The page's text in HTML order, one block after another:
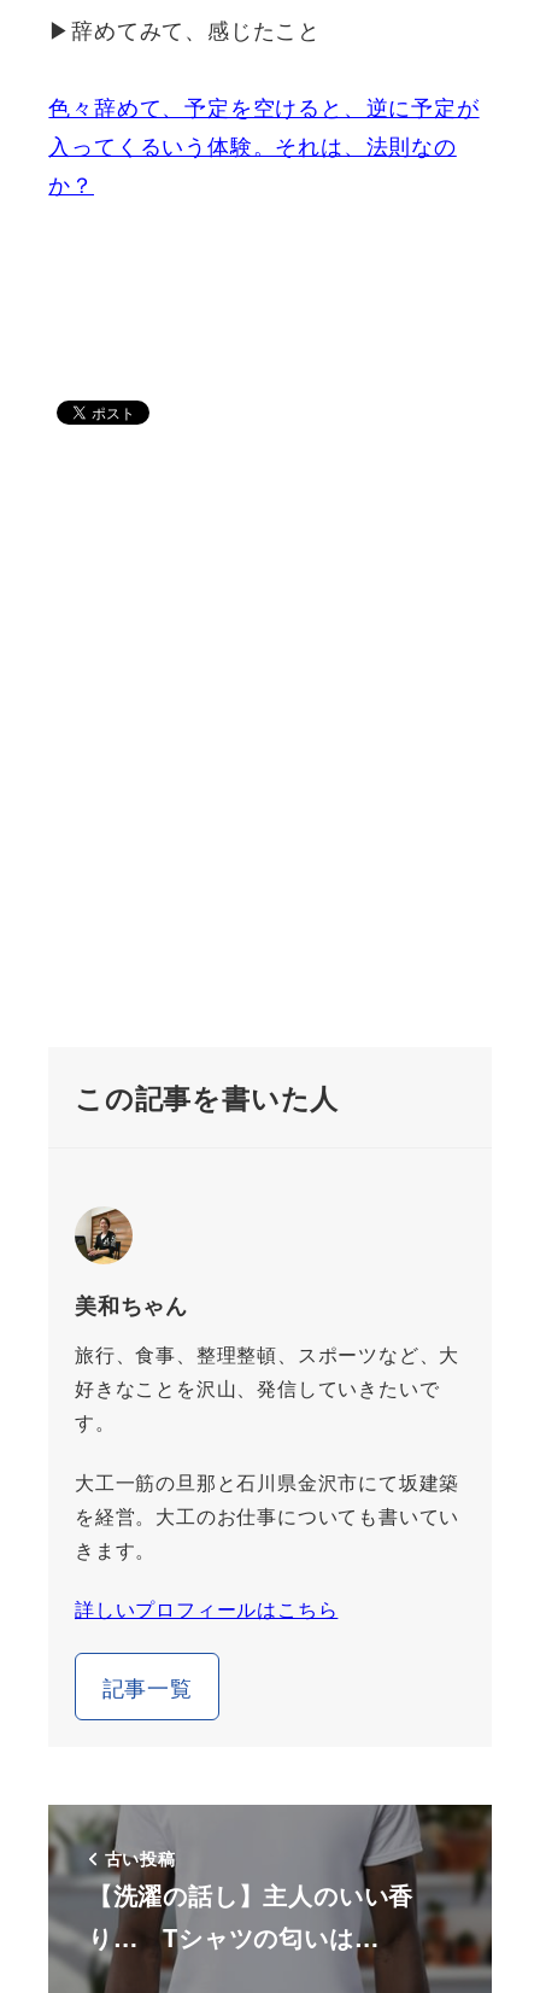
▶辞めてみて、感じたこと
色々辞めて、予定を空けると、逆に予定が
入ってくるいう体験。それは、法則なの
か？
この記事を書いた人
美和ちゃん
旅行、食事、整理整頓、スポーツなど、大
好きなことを沢山、発信していきたいで
す。
大工一筋の旦那と石川県金沢市にて坂建築
を経営。大工のお仕事についても書いてい
きます。
詳しいプロフィールはこちら
記事一覧
古い投稿
【洗濯の話し】主人のいい香
り… Tシャツの匂いは…